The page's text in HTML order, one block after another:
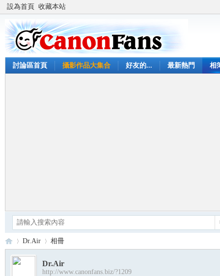
設為首頁 收藏本站
討論區首頁 攝影作品大集合 好友的... 最新熱門 相
Dr.Air 相冊
Dr.Air
http://www.canonfans.biz/?1209